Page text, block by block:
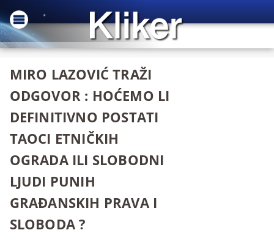
MIRO LAZOVIĆ TRAŽI
ODGOVOR : HOĆEMO LI
DEFINITIVNO POSTATI
TAOCI ETNIČKIH
OGRADA ILI SLOBODNI
LJUDI PUNIH
GRAĐANSKIH PRAVA I
SLOBODA ?